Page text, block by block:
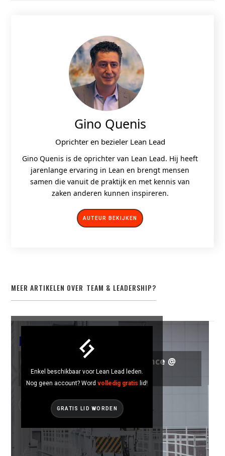
Gino Quenis
Oprichter en bezieler Lean Lead
Gino Quenis is de oprichter van Lean Lead. Hij heeft
jarenlange ervaring in Lean en brengt mensen
samen die vanuit de praktijk en met kennis van
zaken anderen kunnen inspireren.
AUTEUR BEKIJKEN
MEER ARTIKELEN OVER TEAM & LEADERSHIP?
iGemba : Operational Excellence @
Barco
Enkel beschikbaar voor Lean Lead leden.
Nog geen account? Wordvolledig gratis lid!
GRATIS LID WORDEN